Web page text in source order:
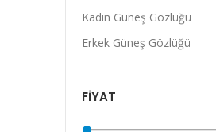
Kadın Güneş Gözlüğü
Erkek Güneş Gözlüğü
FIYAT